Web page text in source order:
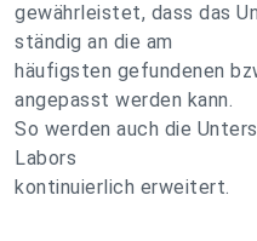
gewährleistet, dass das
ständig an die am
häufigsten gefundenen
angepasst werden kann.
So werden auch die
Labors
kontinuierlich erweitert.